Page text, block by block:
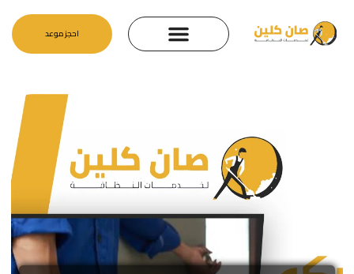
احجز موعد